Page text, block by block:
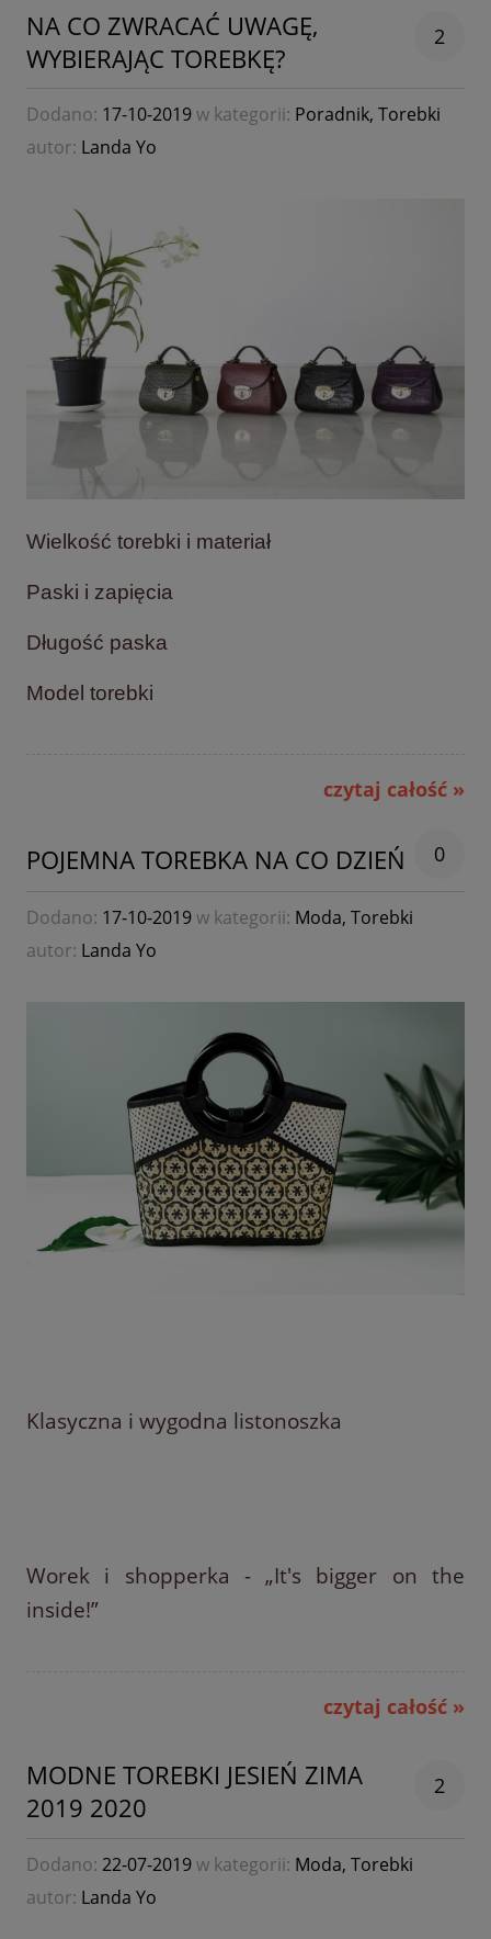
NA CO ZWRACAĆ UWAGĘ,
WYBIERAJĄC TOREBKĘ?
2
Dodano: 17-10-2019w kategorii: Poradnik, Torebki
autor: Landa Yo
Wielkość torebki i materiał
Paski i zapięcia
Długość paska
Model torebki
czytaj całość »
POJEMNA TOREBKA NA CO DZIEŃ 0
Dodano: 17-10-2019w kategorii: Moda, Torebki
autor: Landa Yo
Klasyczna i wygodna listonoszka
Worek i shopperka - „It's bigger on the
inside!”
czytaj całość »
MODNE TOREBKI JESIEŃ ZIMA
2019 2020
2
Dodano: 22-07-2019w kategorii: Moda, Torebki
autor: Landa Yo